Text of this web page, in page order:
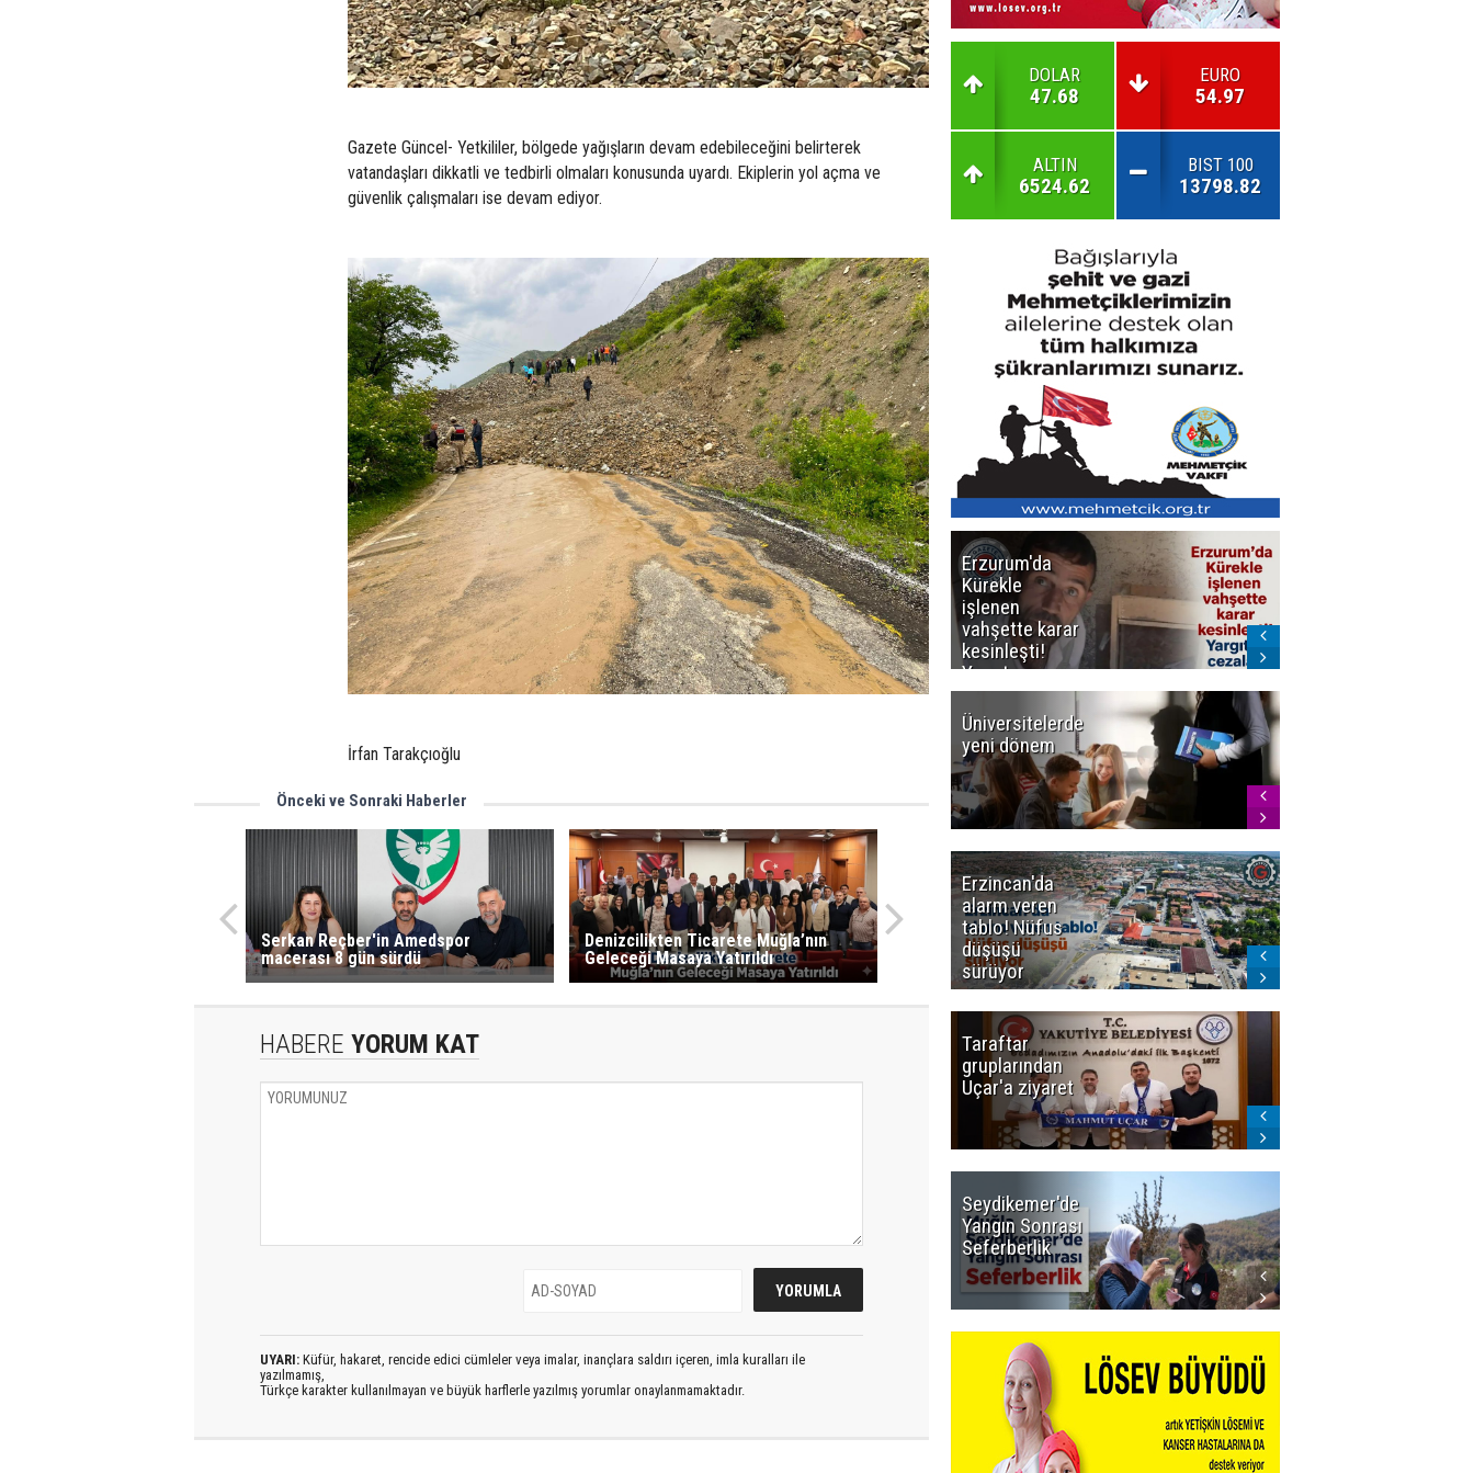
Gazete Güncel- Yetkililer, bölgede yağışların devam edebileceğini belirterek
vatandaşları dikkatli ve tedbirli olmaları konusunda uyardı. Ekiplerin yol açma ve
güvenlik çalışmaları ise devam ediyor.
İrfan Tarakçıoğlu
Önceki ve Sonraki Haberler
Serkan Reçber'in Amedspor
macerası 8 gün sürdü
Denizcilikten Ticarete Muğla’nın
Geleceği Masaya Yatırıldı
HABERE YORUM KAT
UYARI: Küfür, hakaret, rencide edici cümleler veya imalar, inançlara saldırı içeren, imla kuralları ile
yazılmamış,
Türkçe karakter kullanılmayan ve büyük harflerle yazılmış yorumlar onaylanmamaktadır.
DOLAR
47.68
EURO
54.97
ALTIN
6524.62
BIST 100
13798.82
Erzurum'da
Kürekle
işlenen
vahşette karar
kesinleşti!
Yargıtay
cezaları onadı
Üniversitelerde
yeni dönem
Erzincan'da
alarm veren
tablo! Nüfus
düşüşü
sürüyor
Taraftar
gruplarından
Uçar'a ziyaret
Seydikemer'de
Yangın Sonrası
Seferberlik